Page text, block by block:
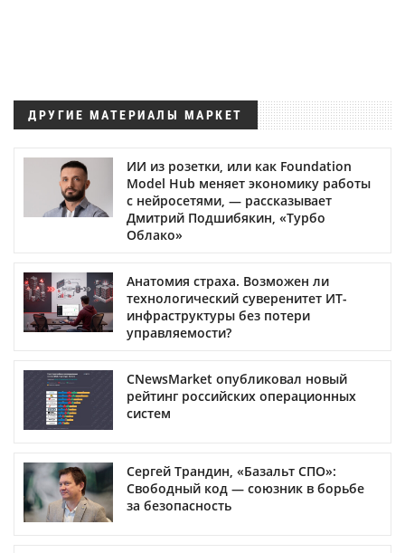
ДРУГИЕ МАТЕРИАЛЫ МАРКЕТ
ИИ из розетки, или как Foundation
Model Hub меняет экономику работы
с нейросетями, — рассказывает
Дмитрий Подшибякин, «Турбо
Облако»
Анатомия страха. Возможен ли
технологический суверенитет ИТ-
инфраструктуры без потери
управляемости?
CNewsMarket опубликовал новый
рейтинг российских операционных
систем
Сергей Трандин, «Базальт СПО»:
Свободный код — союзник в борьбе
за безопасность